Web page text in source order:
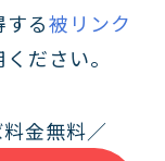
る被リンク
ださい。
金無料／